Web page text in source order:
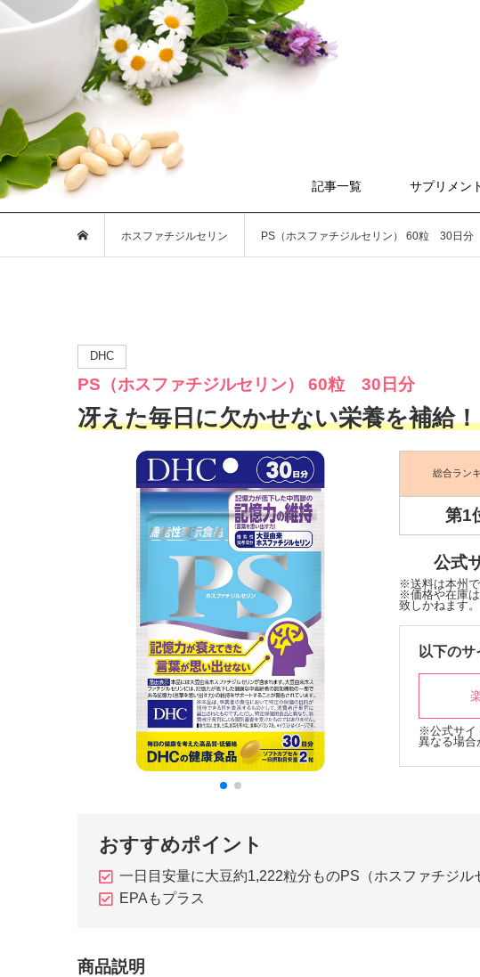
記事一覧 サプリメン
ホスファチジルセリン PS（ホスファチジルセリン） 60粒 30日分
DHC
PS（ホスファチジルセリン） 60粒 30日分
冴えた毎日に欠かせない栄養を補給
総合ラン
第1
公式
※送料は本州で
※価格や在庫
致しかねます。
以下の
※公式サイ
異なる場合
おすすめポイント
一日目安量に大豆約1,222粒分ものPS（ホスファチジル
EPAもプラス
商品説明